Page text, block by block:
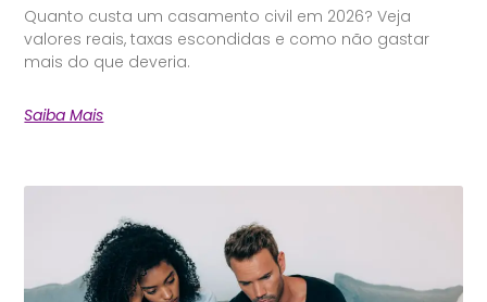
Quanto custa um casamento civil em 2026? Veja
valores reais, taxas escondidas e como não gastar
mais do que deveria.
Saiba Mais